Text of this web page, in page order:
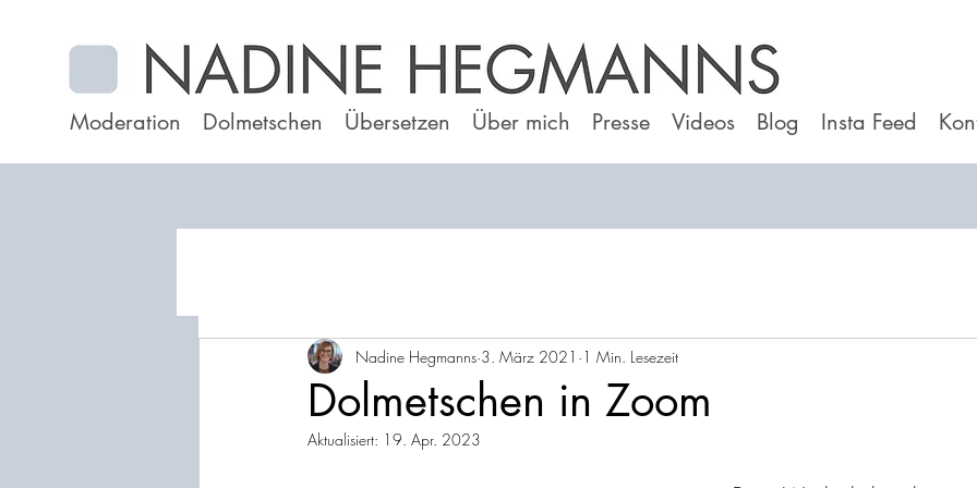
Moderation Dolmetschen Übersetzen Über mich Presse Videos Blog Insta Feed
Dolmetschen in Zoom
Nadine Hegmanns 3. März 2021 1 Min. Lesezeit
Aktualisiert: 19. Apr. 2023